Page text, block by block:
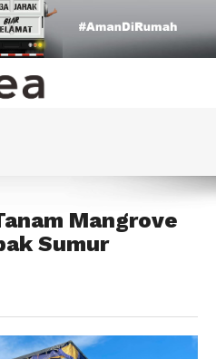
Mangrove
Sumur